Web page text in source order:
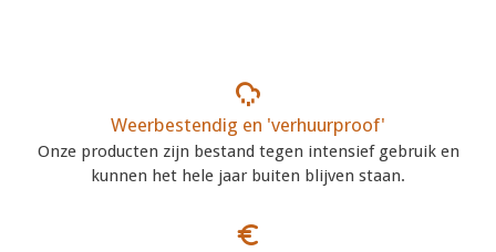
Weerbestendig en 'verhuurproof'
Onze producten zijn bestand tegen intensief gebruik en
kunnen het hele jaar buiten blijven staan.